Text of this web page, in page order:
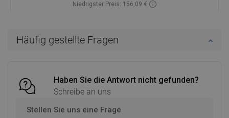
Häufig gestellte Fragen
Haben Sie die Antwort nicht gefunden?
Schreibe an uns
Stellen Sie uns eine Frage
Niedrigster Preis: 156,09 €
In den Warenkorb